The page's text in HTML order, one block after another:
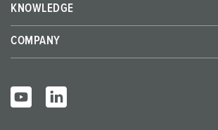
KNOWLEDGE
COMPANY